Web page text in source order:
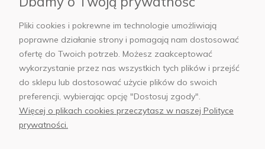
AB Foto
sklep@abfoto.pl
+48 797 971 275
Pliki cookies i pokrewne im technologie umożliwiają
poprawne działanie strony i pomagają nam dostosować
ofertę do Twoich potrzeb. Możesz zaakceptować
wykorzystanie przez nas wszystkich tych plików i przejść
do sklepu lub dostosować użycie plików do swoich
preferencji, wybierając opcję "Dostosuj zgody".
Więcej o plikach cookies przeczytasz w naszej Polityce
prywatności.